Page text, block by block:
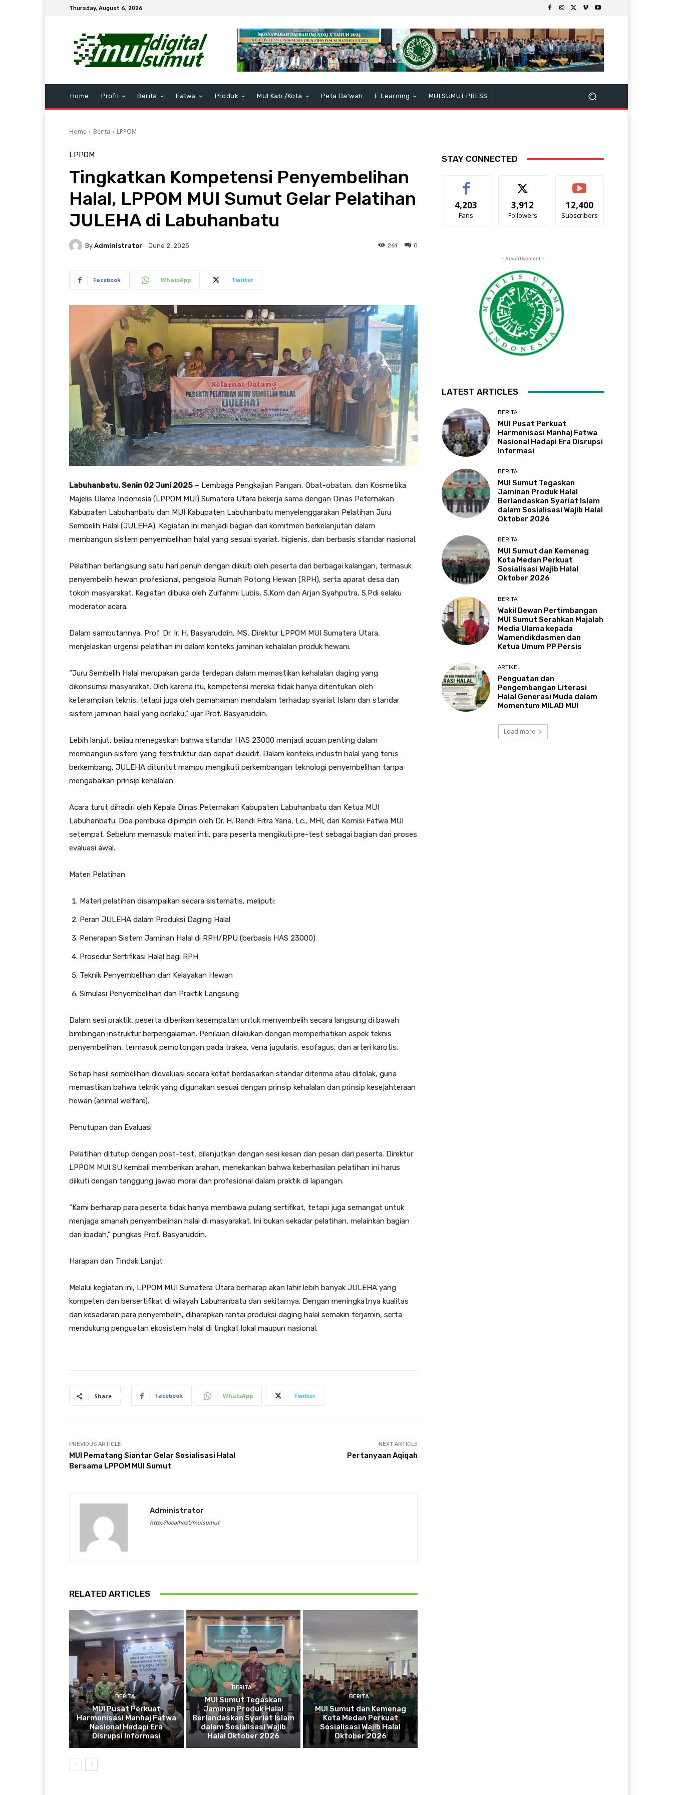
Thursday, August 6, 2026
Home Profil Berita Fatwa Produk MUI Kab./Kota Peta Da’wah E Learning MUI SUMUT PRESS
Home Berita LPPOM
LPPOM
Tingkatkan Kompetensi Penyembelihan
Halal, LPPOM MUI Sumut Gelar Pelatihan
JULEHA di Labuhanbatu
By Administrator June 2, 2025 0
261
Facebook WhatsApp Twitter
Labuhanbatu, Senin 02 Juni 2025 – Lembaga Pengkajian Pangan, Obat-obatan, dan Kosmetika
Majelis Ulama Indonesia (LPPOM MUI) Sumatera Utara bekerja sama dengan Dinas Peternakan
Kabupaten Labuhanbatu dan MUI Kabupaten Labuhanbatu menyelenggarakan Pelatihan Juru
Sembelih Halal (JULEHA). Kegiatan ini menjadi bagian dari komitmen berkelanjutan dalam
membangun sistem penyembelihan halal yang sesuai syariat, higienis, dan berbasis standar nasional.
Pelatihan berlangsung satu hari penuh dengan diikuti oleh peserta dari berbagai kalangan, termasuk
penyembelih hewan profesional, pengelola Rumah Potong Hewan (RPH), serta aparat desa dan
tokoh masyarakat. Kegiatan dibuka oleh Zulfahmi Lubis, S.Kom dan Arjan Syahputra, S.Pdi selaku
moderator acara.
Dalam sambutannya, Prof. Dr. Ir. H. Basyaruddin, MS, Direktur LPPOM MUI Sumatera Utara,
menjelaskan urgensi pelatihan ini dalam konteks jaminan kehalalan produk hewani.
“Juru Sembelih Halal merupakan garda terdepan dalam memastikan kehalalan daging yang
dikonsumsi masyarakat. Oleh karena itu, kompetensi mereka tidak hanya ditentukan oleh
keterampilan teknis, tetapi juga oleh pemahaman mendalam terhadap syariat Islam dan standar
sistem jaminan halal yang berlaku,” ujar Prof. Basyaruddin.
Lebih lanjut, beliau menegaskan bahwa standar HAS 23000 menjadi acuan penting dalam
membangun sistem yang terstruktur dan dapat diaudit. Dalam konteks industri halal yang terus
berkembang, JULEHA dituntut mampu mengikuti perkembangan teknologi penyembelihan tanpa
mengabaikan prinsip kehalalan.
Acara turut dihadiri oleh Kepala Dinas Peternakan Kabupaten Labuhanbatu dan Ketua MUI
Labuhanbatu. Doa pembuka dipimpin oleh Dr. H. Rendi Fitra Yana, Lc., MHI, dari Komisi Fatwa MUI
setempat. Sebelum memasuki materi inti, para peserta mengikuti pre-test sebagai bagian dari proses
evaluasi awal.
Materi Pelatihan
Materi pelatihan disampaikan secara sistematis, meliputi:
Peran JULEHA dalam Produksi Daging Halal
Penerapan Sistem Jaminan Halal di RPH/RPU (berbasis HAS 23000)
Prosedur Sertifikasi Halal bagi RPH
Teknik Penyembelihan dan Kelayakan Hewan
Simulasi Penyembelihan dan Praktik Langsung
Dalam sesi praktik, peserta diberikan kesempatan untuk menyembelih secara langsung di bawah
bimbingan instruktur berpengalaman. Penilaian dilakukan dengan memperhatikan aspek teknis
penyembelihan, termasuk pemotongan pada trakea, vena jugularis, esofagus, dan arteri karotis.
Setiap hasil sembelihan dievaluasi secara ketat berdasarkan standar diterima atau ditolak, guna
memastikan bahwa teknik yang digunakan sesuai dengan prinsip kehalalan dan prinsip kesejahteraan
hewan (animal welfare).
Penutupan dan Evaluasi
Pelatihan ditutup dengan post-test, dilanjutkan dengan sesi kesan dan pesan dari peserta. Direktur
LPPOM MUI SU kembali memberikan arahan, menekankan bahwa keberhasilan pelatihan ini harus
diikuti dengan tanggung jawab moral dan profesional dalam praktik di lapangan.
“Kami berharap para peserta tidak hanya membawa pulang sertifikat, tetapi juga semangat untuk
menjaga amanah penyembelihan halal di masyarakat. Ini bukan sekadar pelatihan, melainkan bagian
dari ibadah,” pungkas Prof. Basyaruddin.
Harapan dan Tindak Lanjut
Melalui kegiatan ini, LPPOM MUI Sumatera Utara berharap akan lahir lebih banyak JULEHA yang
kompeten dan bersertifikat di wilayah Labuhanbatu dan sekitarnya. Dengan meningkatnya kualitas
dan kesadaran para penyembelih, diharapkan rantai produksi daging halal semakin terjamin, serta
mendukung penguatan ekosistem halal di tingkat lokal maupun nasional.
Share Facebook WhatsApp Twitter
PREVIOUS ARTICLE
MUI Pematang Siantar Gelar Sosialisasi Halal
Bersama LPPOM MUI Sumut
NEXT ARTICLE
Pertanyaan Aqiqah
Administrator
http://localhost/muisumut
RELATED ARTICLES
BERITA
MUI Pusat Perkuat
Harmonisasi Manhaj Fatwa
Nasional Hadapi Era
Disrupsi Informasi
BERITA
MUI Sumut Tegaskan
Jaminan Produk Halal
Berlandaskan Syariat Islam
dalam Sosialisasi Wajib
Halal Oktober 2026
BERITA
MUI Sumut dan Kemenag
Kota Medan Perkuat
Sosialisasi Wajib Halal
Oktober 2026
STAY CONNECTED
4,203
Fans
3,912
Followers
12,400
Subscribers
- Advertisement -
LATEST ARTICLES
BERITA
MUI Pusat Perkuat
Harmonisasi Manhaj Fatwa
Nasional Hadapi Era Disrupsi
Informasi
BERITA
MUI Sumut Tegaskan
Jaminan Produk Halal
Berlandaskan Syariat Islam
dalam Sosialisasi Wajib Halal
Oktober 2026
BERITA
MUI Sumut dan Kemenag
Kota Medan Perkuat
Sosialisasi Wajib Halal
Oktober 2026
BERITA
Wakil Dewan Pertimbangan
MUI Sumut Serahkan Majalah
Media Ulama kepada
Wamendikdasmen dan
Ketua Umum PP Persis
ARTIKEL
Penguatan dan
Pengembangan Literasi
Halal Generasi Muda dalam
Momentum MILAD MUI
Load more